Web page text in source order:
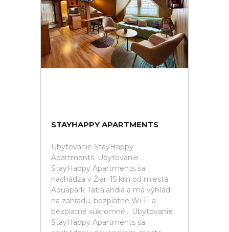
STAYHAPPY APARTMENTS
Ubytovanie StayHappy
Apartments. Ubytovanie
StayHappy Apartments sa
nachádza v Žiari 15 km od miesta
Aquapark Tatralandia a má výhľad
na záhradu, bezplatné Wi-Fi a
bezplatné súkromné... Ubytovanie
StayHappy Apartments sa